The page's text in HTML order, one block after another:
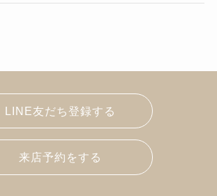
LINE友だち登録する
来店予約をする